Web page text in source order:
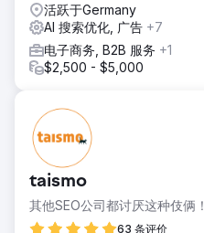
活跃于Germany
AI 搜索优化, 广告 +7
电子商务, B2B 服务 +1
$2,500 - $5,000
taismo
其他SEO公司都讨厌这种伎俩！
63 条评价